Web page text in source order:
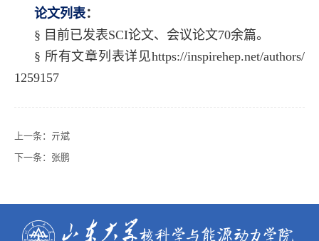
论文列表：
§ 目前已发表SCI论文、会议论文70余篇。
§ 所有文章列表详见https://inspirehep.net/authors/
1259157
上一条： 亓斌
下一条： 张鹏